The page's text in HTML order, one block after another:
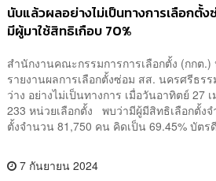
นับแล้วผลอย่างไม่เป็นทางการเลือกตั้
มีผู้มาใช้สิทธิเกือบ 70%
สำนักงานคณะกรรมการการเลือกตั้ง (กกต
รายงานผลการเลือกตั้งซ่อม สส. นครศรีธร
ว่าง อย่างไม่เป็นทางการ เมื่อวันอาทิตย์
233 หน่วยเลือกตั้ง พบว่ามีผู้มีสิทธิเลือกตั้ง
ตั้งจำนวน 81,750 คน คิดเป็น 69.45% บัตร
7 กันยายน 2024